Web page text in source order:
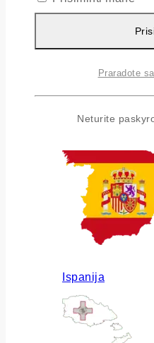
Airija
Ispanija
Praradote
Neturite